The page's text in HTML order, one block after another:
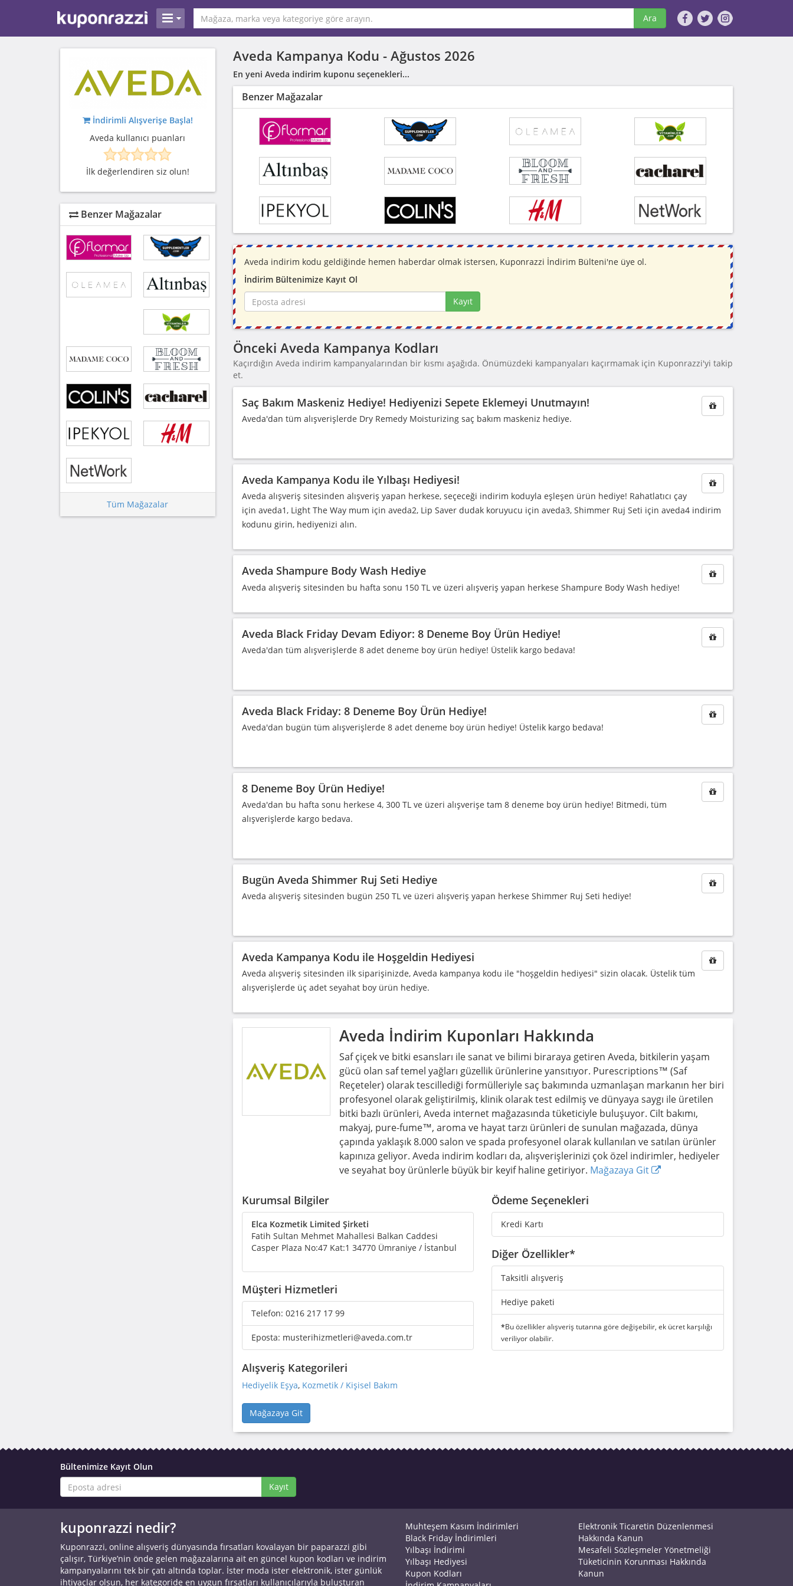
Ara
Aveda Kampanya Kodu - Ağustos 2026
En yeni Aveda indirim kuponu seçenekleri...
İndirimli Alışverişe Başla!
Aveda kullanıcı puanları
İlk değerlendiren siz olun!
Benzer Mağazalar
Aveda indirim kodu geldiğinde hemen haberdar olmak istersen, Kuponrazzi İndirim Bülteni'ne üye ol.
İndirim Bültenimize Kayıt Ol
Kayıt
Önceki Aveda Kampanya Kodları
Kaçırdığın Aveda indirim kampanyalarından bir kısmı aşağıda. Önümüzdeki kampanyaları kaçırmamak için Kuponrazzi'yi takip
et.
Saç Bakım Maskeniz Hediye! Hediyenizi Sepete Eklemeyi Unutmayın!
Aveda'dan tüm alışverişlerde Dry Remedy Moisturizing saç bakım maskeniz hediye.
Aveda Kampanya Kodu ile Yılbaşı Hediyesi!
Aveda alışveriş sitesinden alışveriş yapan herkese, seçeceği indirim koduyla eşleşen ürün hediye! Rahatlatıcı çay
için aveda1, Light The Way mum için aveda2, Lip Saver dudak koruyucu için aveda3, Shimmer Ruj Seti için aveda4 indirim
kodunu girin, hediyenizi alın.
Aveda Shampure Body Wash Hediye
Aveda alışveriş sitesinden bu hafta sonu 150 TL ve üzeri alışveriş yapan herkese Shampure Body Wash hediye!
Aveda Black Friday Devam Ediyor: 8 Deneme Boy Ürün Hediye!
Aveda'dan tüm alışverişlerde 8 adet deneme boy ürün hediye! Üstelik kargo bedava!
Aveda Black Friday: 8 Deneme Boy Ürün Hediye!
Aveda'dan bugün tüm alışverişlerde 8 adet deneme boy ürün hediye! Üstelik kargo bedava!
8 Deneme Boy Ürün Hediye!
Aveda'dan bu hafta sonu herkese 4, 300 TL ve üzeri alışverişe tam 8 deneme boy ürün hediye! Bitmedi, tüm
alışverişlerde kargo bedava.
Bugün Aveda Shimmer Ruj Seti Hediye
Aveda alışveriş sitesinden bugün 250 TL ve üzeri alışveriş yapan herkese Shimmer Ruj Seti hediye!
Aveda Kampanya Kodu ile Hoşgeldin Hediyesi
Aveda alışveriş sitesinden ilk siparişinizde, Aveda kampanya kodu ile "hoşgeldin hediyesi" sizin olacak. Üstelik tüm
alışverişlerde üç adet seyahat boy ürün hediye.
Aveda İndirim Kuponları Hakkında
Saf çiçek ve bitki esansları ile sanat ve bilimi biraraya getiren Aveda, bitkilerin yaşam
gücü olan saf temel yağları güzellik ürünlerine yansıtıyor. Purescriptions™ (Saf
Reçeteler) olarak tescillediği formülleriyle saç bakımında uzmanlaşan markanın her biri
profesyonel olarak geliştirilmiş, klinik olarak test edilmiş ve dünyaya saygı ile üretilen
bitki bazlı ürünleri, Aveda internet mağazasında tüketiciyle buluşuyor. Cilt bakımı,
makyaj, pure-fume™, aroma ve hayat tarzı ürünleri de sunulan mağazada, dünya
çapında yaklaşık 8.000 salon ve spada profesyonel olarak kullanılan ve satılan ürünler
kapınıza geliyor. Aveda indirim kodları da, alışverişlerinizi çok özel indirimler, hediyeler
ve seyahat boy ürünlerle büyük bir keyif haline getiriyor. Mağazaya Git
Kurumsal Bilgiler
Elca Kozmetik Limited Şirketi
Fatih Sultan Mehmet Mahallesi Balkan Caddesi
Casper Plaza No:47 Kat:1 34770 Ümraniye / İstanbul
Müşteri Hizmetleri
Telefon: 0216 217 17 99
Eposta: musterihizmetleri@aveda.com.tr
Ödeme Seçenekleri
Kredi Kartı
Diğer Özellikler*
Taksitli alışveriş
Hediye paketi
*Bu özellikler alışveriş tutarına göre değişebilir, ek ücret karşılığı
veriliyor olabilir.
Alışveriş Kategorileri
Hediyelik Eşya, Kozmetik / Kişisel Bakım
Mağazaya Git
Benzer Mağazalar
Tüm Mağazalar
Bültenimize Kayıt Olun
Kayıt
kuponrazzi nedir?
Kuponrazzi, online alışveriş dünyasında fırsatları kovalayan bir paparazzi gibi
çalışır, Türkiye’nin önde gelen mağazalarına ait en güncel kupon kodları ve indirim
kampanyalarını tek bir çatı altında toplar. İster moda ister elektronik, ister günlük
ihtiyaçlar olsun, her kategoride en uygun fırsatları kullanıcılarıyla buluşturan
Muhteşem Kasım İndirimleri
Black Friday İndirimleri
Yılbaşı İndirimi
Yılbaşı Hediyesi
Kupon Kodları
Elektronik Ticaretin Düzenlenmesi
Hakkında Kanun
Mesafeli Sözleşmeler Yönetmeliği
Tüketicinin Korunması Hakkında
Kanun